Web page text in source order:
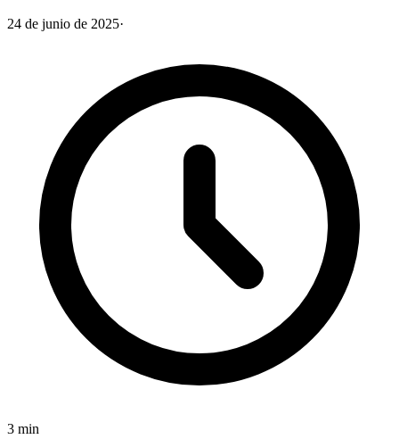
24 de junio de 2025·
3 min